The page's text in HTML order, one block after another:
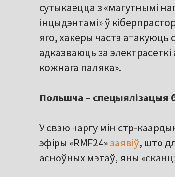
сутыкаецца з «магутнымі
інцыдэнтамі» ў
яго, хакеры часта атакуюць
адказваюць за
кожнага паляка».
Польшча – спецыялізацыя
У сваю чаргу міністр-
эфіры «RMF24»заявіў, што
асноўных мэтаў, яны